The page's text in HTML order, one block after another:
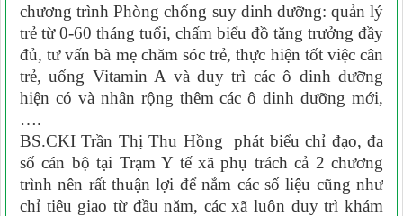
chương trình Phòng chống suy dinh dưỡng: quản lý
trẻ từ 0-60 tháng tuổi, chấm biểu đồ tăng trưởng đầy
đủ, tư vấn bà mẹ chăm sóc trẻ, thực hiện tốt việc cân
trẻ, uống Vitamin A và duy trì các ô dinh dưỡng
hiện có và nhân rộng thêm các ô dinh dưỡng mới,
….
BS.CKI Trần Thị Thu Hồng phát biểu chỉ đạo, đa
số cán bộ tại Trạm Y tế xã phụ trách cả 2 chương
trình nên rất thuận lợi để nắm các số liệu cũng như
chỉ tiêu giao từ đầu năm, các xã luôn duy trì khám